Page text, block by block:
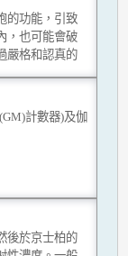
的功能，引致
，也可能會破
嚴格和認真的
計數器)及伽
後於京士柏的